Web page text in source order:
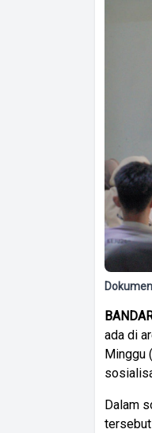
ada di
Minggu
Dalam
tersebut